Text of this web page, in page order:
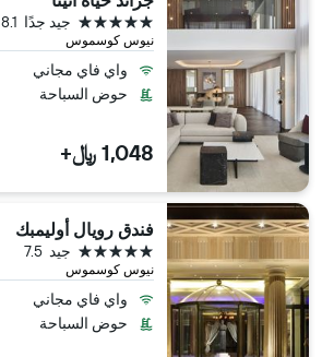
نيوس كوسموس
8.1 جيد جدًا 5 نجوم
واي فاي مجاني
حوض السباحة
1,048 ﷼+
فندق رويال أوليمبك
نيوس كوسموس
7.5 جيد 5 نجوم
واي فاي مجاني
حوض السباحة